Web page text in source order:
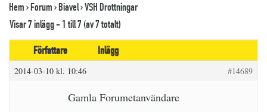
Hem›Forum›Biavel›VSH Drottningar
Visar 7 inlägg - 1 till 7 (av 7 totalt)
Författare
Inlägg
2014-03-10 kl. 10:46 #14689
Gamla Forumetanvändare